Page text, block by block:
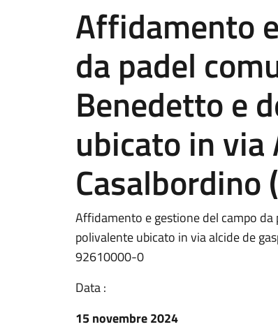
Affidamento
da padel
Benedetto e
ubicato in via
Casalbordino
Affidamento e gestione del campo
polivalente ubicato in via alcide de
92610000-0
Data :
15 novembre 2024